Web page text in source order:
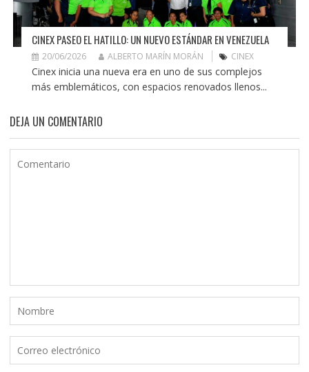
CINEX PASEO EL HATILLO: UN NUEVO ESTÁNDAR EN VENEZUELA
20/06/2026 ALBERTO MARÍN MORÁN CINEX
Cinex inicia una nueva era en uno de sus complejos
más emblemáticos, con espacios renovados llenos...
DEJA UN COMENTARIO